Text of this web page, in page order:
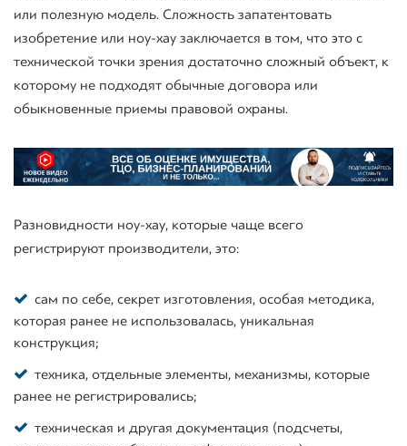
или полезную модель. Сложность запатентовать
изобретение или ноу-хау заключается в том, что это с
технической точки зрения достаточно сложный объект, к
которому не подходят обычные договора или
обыкновенные приемы правовой охраны.
Разновидности ноу-хау, которые чаще всего
регистрируют производители, это:
сам по себе, секрет изготовления, особая методика,
которая ранее не использовалась, уникальная
конструкция;
техника, отдельные элементы, механизмы, которые
ранее не регистрировались;
техническая и другая документация (подсчеты,